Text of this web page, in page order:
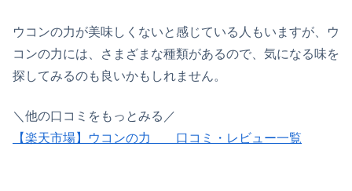
ウコンの力が美味しくないと感じている人もいますが、ウ
コンの力には、さまざまな種類があるので、気になる味を
探してみるのも良いかもしれません。
＼他の口コミをもっとみる／
【楽天市場】ウコンの力 口コミ・レビュー一覧